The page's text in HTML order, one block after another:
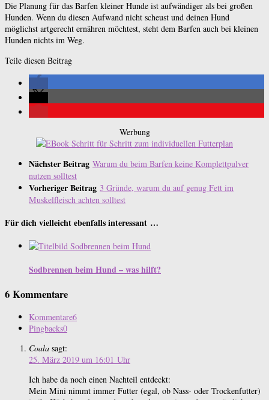
Die Planung für das Barfen kleiner Hunde ist aufwändiger als bei großen
Hunden. Wenn du diesen Aufwand nicht scheust und deinen Hund
möglichst artgerecht ernähren möchtest, steht dem Barfen auch bei kleinen
Hunden nichts im Weg.
Teile diesen Beitrag
Werbung
Nächster Beitrag Warum du beim Barfen keine Komplettpulver
nutzen solltest
Vorheriger Beitrag 3 Gründe, warum du auf genug Fett im
Muskelfleisch achten solltest
Für dich vielleicht ebenfalls interessant …
Sodbrennen beim Hund – was hilft?
6 Kommentare
Kommentare6
Pingbacks0
Coala sagt:
25. März 2019 um 16:01 Uhr
Ich habe da noch einen Nachteil entdeckt:
Mein Mini nimmt immer Futter (egal, ob Nass- oder Trockenfutter)